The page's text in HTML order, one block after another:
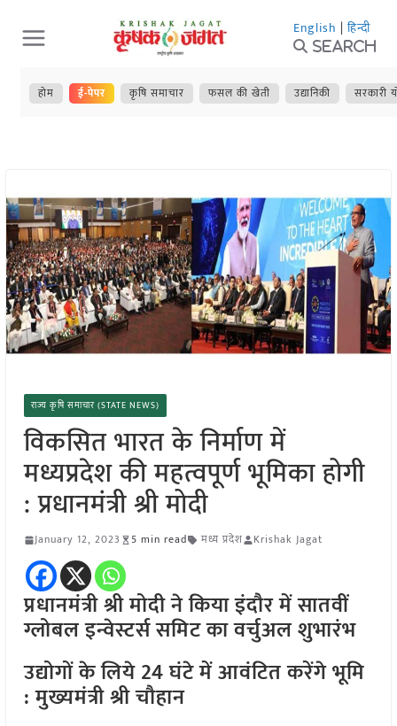
Skip
to
content
English | हिन्दी
Search
होम ई-पेपर कृषि समाचार फसल की खेती उद्यानिकी सरकारी
राज्य कृषि समाचार (STATE NEWS)
विकसित भारत के निर्माण में
मध्यप्रदेश की महत्वपूर्ण भूमिका होगी
: प्रधानमंत्री श्री मोदी
January 12, 2023 5 min read मध्य प्रदेश Krishak Jagat
प्रधानमंत्री श्री मोदी ने किया इंदौर में सातवीं
ग्लोबल इन्वेस्टर्स समिट का वर्चुअल शुभारंभ
उद्योगों के लिये 24 घंटे में आवंटित करेंगे भूमि
: मुख्यमंत्री श्री चौहान